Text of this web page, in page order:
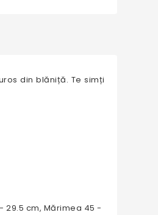
din blăniță. Te simți
29.5 cm, Mărimea 45 -